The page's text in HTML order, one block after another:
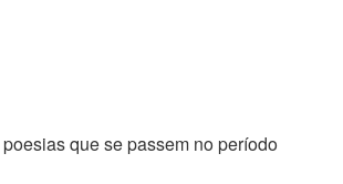
que se passem no período